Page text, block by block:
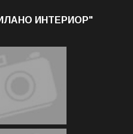
ИНТЕРИОР"